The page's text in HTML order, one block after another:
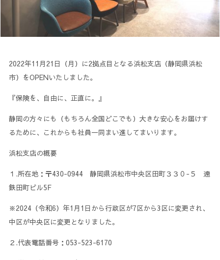
2022年11月21日（月）に2拠点目となる浜松支店（静岡県浜松
市）をOPENいたしました。
『保険を、自由に、正直に。』
静岡の方々にも（もちろん全国どこでも）大きな安心をお届けす
るために、これからも社員一同まい進してまいります。
浜松支店の概要
１.所在地：〒430-0944 静岡県浜松市中央区田町３３０-５ 遠
鉄田町ビル5F
※2024（令和6）年1月1日から行政区が7区から3区に変更され、
中区が中央区に変更となりました。
２.代表電話番号：053-523-6170